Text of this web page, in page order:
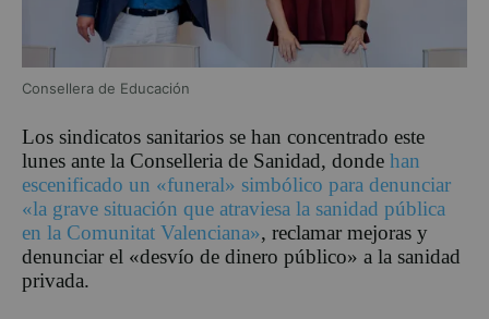
Consellera de Educación
Los sindicatos sanitarios se han concentrado este
lunes ante la Conselleria de Sanidad, donde han
escenificado un «funeral» simbólico para denunciar
«la grave situación que atraviesa la sanidad pública
en la Comunitat Valenciana», reclamar mejoras y
denunciar el «desvío de dinero público» a la sanidad
privada.